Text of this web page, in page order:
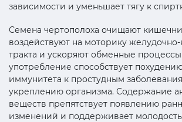
зависимости и уменьшает тягу к
Семена чертополоха очищают
воздействуют на моторику
тракта и ускоряют обменные
употребление способствует
иммунитета к простудным
укреплению организма. Содержание
веществ препятствует появлению
изменений и поддерживает